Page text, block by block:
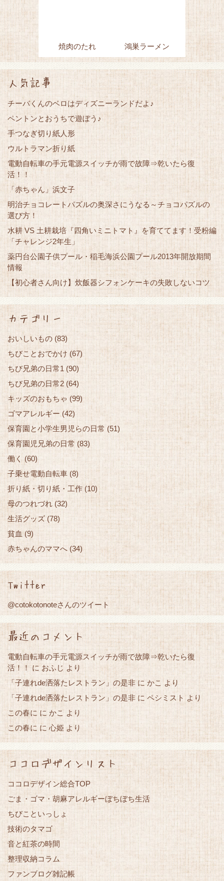
焼肉のたれ 鴻巣ラーメン
人気記事
チーバくんのベロはディズニーランドだよ♪
ペントンとおうちで遊ぼう♪
手つなぎ切り紙人形
ウルトラマン折り紙
電動自転車の手元電源スイッチが雨で故障⇒乾いたら復
活！！
「赤ちゃん」浜文子
明治チョコレートパズルの奥深さにうなる～チョコパズルの
選び方！
水耕 VS 土耕栽培『四角いミニトマト』を育ててます！受粉編
「チャレンジ2年生」
薬円台公園子供プール・稲毛海浜公園プール2013年開放期間
情報
【初心者さん向け】炊飯器シフォンケーキの失敗しないコツ
カテゴリー
おいしいもの (83)
ちびことおでかけ (67)
ちび兄弟の日常1(90)
ちび兄弟の日常2 (64)
キッズのおもちゃ (99)
ゴマアレルギー (42)
保育園と小学生男児らの日常 (51)
保育園児兄弟の日常(83)
働く(60)
子乗せ電動自転車 (8)
折り紙・切り紙・工作 (10)
母のつれづれ(32)
生活グッズ(78)
貧血(9)
赤ちゃんのママへ (34)
Twitter
@cotokotonoteさんのツイート
最近のコメント
電動自転車の手元電源スイッチが雨で故障⇒乾いたら復
活！！ に おふじ より
「子連れde洒落たレストラン」の是非 に かこ より
「子連れde洒落たレストラン」の是非 に ペシミスト より
この春に に かこより
この春に に 心姫 より
ココロデザインリスト
ココロデザイン総合TOP
ごま・ゴマ・胡麻アレルギーぼちぼち生活
ちびこといっしょ
技術のタマゴ
音と紅茶の時間
整理収納コラム
ファンブログ雑記帳